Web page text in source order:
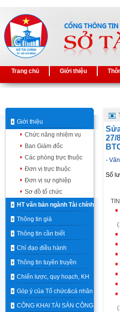
Trang chủ Giới thiệu
Giới thiệu
Chức năng nhiệm vụ
Ban Giám đốc
Các phòng trực thuộc
Đơn vị trực thuộc
Đơn vị sự nghiệp
Sơ đồ tổ chức
HT văn bản ngành Tài chính
Thông tin giá
Thông tin cần biết
Chỉ đạo điều hành
Thông tin tuyên truyền
Chiến lược, quy hoạch, KH
Góp ý của Tổ chức&cá nhân
CÔNG KHAI TÀI SẢN CÔNG
27/
-
Số